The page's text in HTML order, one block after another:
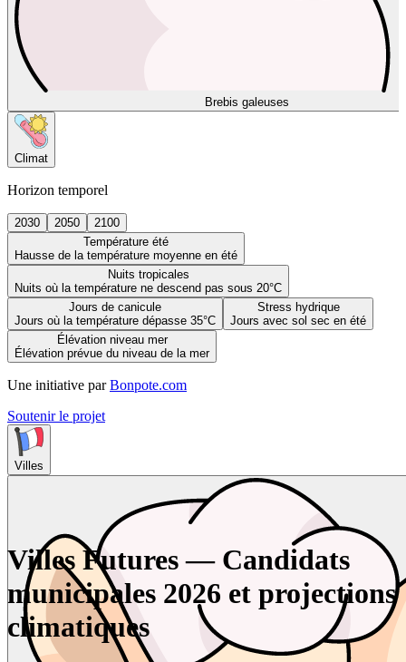
Brebis galeuses
Climat
Horizon temporel
2030 2050
2100
Température été
Hausse de la température moyenne en été
Nuits tropicales
Nuits où la température ne descend pas sous 20°C
Jours de canicule
Jours où la température dépasse 35°C
Stress hydrique
Jours avec sol sec en été
Élévation niveau mer
Élévation prévue du niveau de la mer
Une initiative par Bonpote.com
Soutenir le projet
Villes
Villes Futures — Candidats
municipales 2026 et projections
climatiques